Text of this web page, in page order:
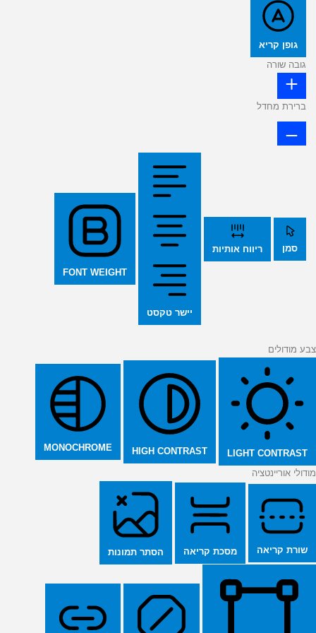
גופן קריא
גובה שורה
ברירת מחדל
סמן ריווח אותיות
יישר טקסט
FONT WEIGHT
צבע מודולים
LIGHT CONTRAST
HIGH CONTRAST
MONOCHROME
מודולי אוריינטציה
שורת קריאה מסכת קריאה הסתר תמונות